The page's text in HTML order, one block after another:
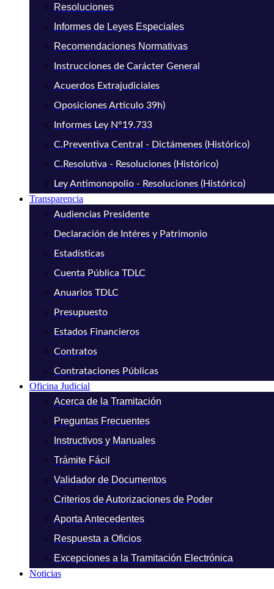
Resoluciones
Informes de Leyes Especiales
Recomendaciones Normativas
Instrucciones de Carácter General
Acuerdos Extrajudiciales
Oposiciones Artículo 39h)
Informes Ley N°19.733
C.Preventiva Central - Dictámenes (Histórico)
C.Resolutiva - Resoluciones (Histórico)
Ley Antimonopolio - Resoluciones (Histórico)
Transparencia
Audiencias Presidente
Declaración de Intéres y Patrimonio
Estadísticas
Cuenta Pública TDLC
Anuarios TDLC
Presupuesto
Estados Financieros
Contratos
Contrataciones Públicas
Oficina Judicial
Acerca de la Tramitación
Preguntas Frecuentes
Instructivos y Manuales
Trámite Fácil
Validador de Documentos
Criterios de Autorizaciones de Poder
Aporta Antecedentes
Respuesta a Oficios
Excepciones a la Tramitación Electrónica
Noticias